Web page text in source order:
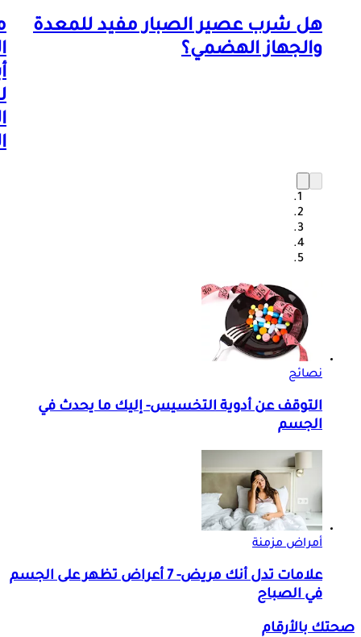
هل شرب عصير الصبار مفيد للمعدة
والجهاز الهضمي؟
نصائح
التوقف عن أدوية التخسيس- إليك ما يحدث في
الجسم
أمراض مزمنة
علامات تدل أنك مريض- 7 أعراض تظهر على الجسم
في الصباح
صحتك بالأرقام